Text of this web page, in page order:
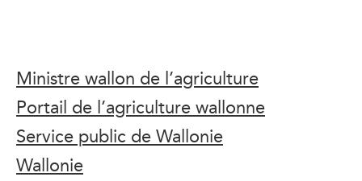
Ministre wallon de l’agriculture
Portail de l’agriculture wallonne
Service public de Wallonie
Wallonie